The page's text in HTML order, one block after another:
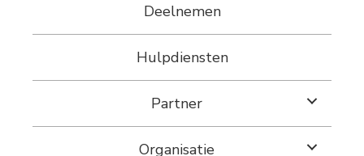
Deelnemen
Hulpdiensten
Partner
Organisatie